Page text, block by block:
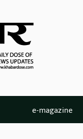
e-magazine